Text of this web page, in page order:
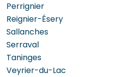
Perrignier
Reignier-Ésery
Sallanches
Serraval
Taninges
Veyrier-du-Lac